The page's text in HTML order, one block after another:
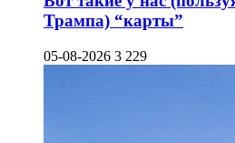
Трампа) “карты”
05-08-2026 3 229